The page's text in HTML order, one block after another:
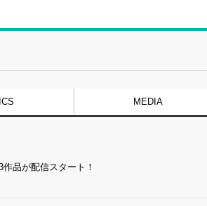
MEDIA
品が配信スタート！